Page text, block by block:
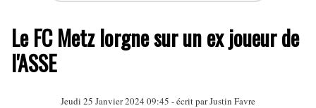
Le FC Metz lorgne sur un ex joueur de
l'ASSE
Jeudi 25 Janvier 2024 09:45 - écrit parJustin Favre